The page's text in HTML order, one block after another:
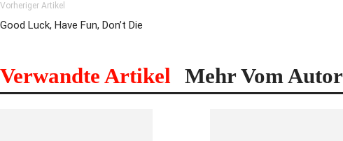
Vorheriger Artikel
Good Luck, Have Fun, Don’t Die
Verwandte Artikel Mehr Vom Autor